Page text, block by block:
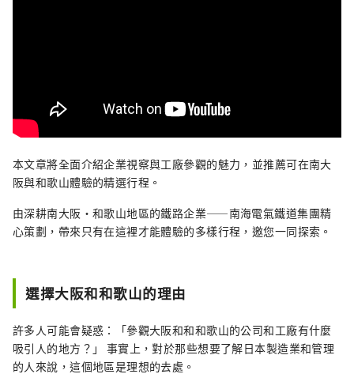
本文章將全面介紹企業視察與工廠參觀的魅力，並推薦可在南大
阪與和歌山體驗的精選行程。
由深耕南大阪・和歌山地區的鐵路企業——南海電氣鐵道集團精
心策劃，帶來只有在這裡才能體驗的多樣行程，邀您一同探索。
選擇大阪和和歌山的理由
許多人可能會疑惑：「參觀大阪和和和歌山的公司和工廠有什麼
吸引人的地方？」 事實上，對於那些想要了解日本製造業和管理
的人來說，這個地區是理想的去處。